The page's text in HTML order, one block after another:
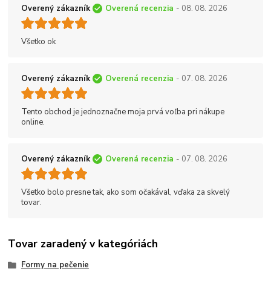
Overený zákazník Overená recenzia - 08. 08. 2026
Všetko ok
Overený zákazník Overená recenzia - 07. 08. 2026
Tento obchod je jednoznačne moja prvá voľba pri nákupe
online.
Overený zákazník Overená recenzia - 07. 08. 2026
Všetko bolo presne tak, ako som očakával, vďaka za skvelý
tovar.
Tovar zaradený v kategóriách
Formy na pečenie